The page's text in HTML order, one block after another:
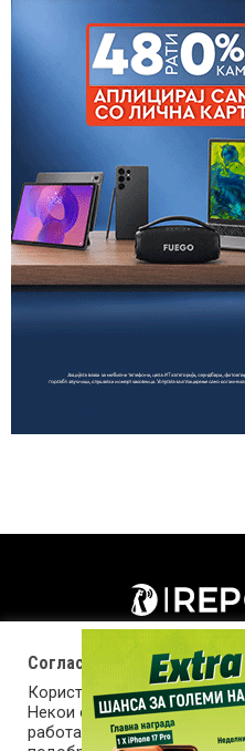
Согласност за колачиња
Користиме колачиња за
Некои од колачињата се
работата на страницата, а